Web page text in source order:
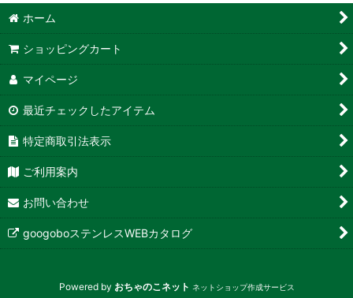
ホーム
ショッピングカート
マイページ
最近チェックしたアイテム
特定商取引法表示
ご利用案内
お問い合わせ
googoboステンレスWEBカタログ
Powered by おちゃのこネット ネットショップ作成サービス